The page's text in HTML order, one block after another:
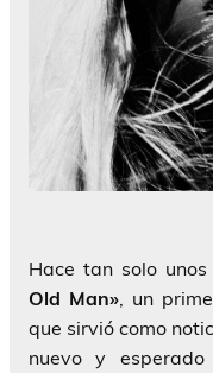
Hace tan solo
Old Man» , un
que sirvió como
nuevo y